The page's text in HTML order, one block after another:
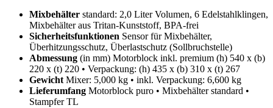
Mixbehälter standard: 2,0 Liter Volumen, 6 Edelstahlklingen,
Mixbehälter aus Tritan-Kunststoff, BPA-frei
Sicherheitsfunktionen Sensor für Mixbehälter,
Überhitzungsschutz, Überlastschutz (Sollbruchstelle)
Abmessung (in mm) Motorblock inkl. premium (h) 540 x (b)
220 x (t) 220 • Verpackung: (h) 435 x (b) 310 x (t) 267
Gewicht Mixer: 5,000 kg • inkl. Verpackung: 6,600 kg
Lieferumfang Motorblock puro • Mixbehälter standard •
Stampfer TL